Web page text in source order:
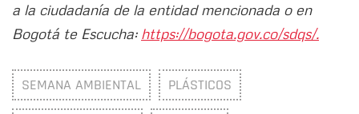
a la ciudadanía de la entidad mencionada o en
Bogotá te Escucha: https://bogota.gov.co/sdqs/.
SEMANA AMBIENTAL PLÁSTICOS